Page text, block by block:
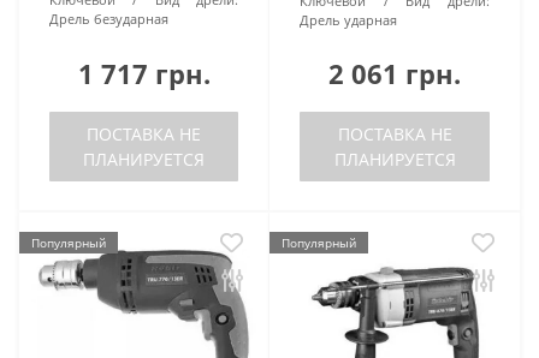
Дрель безударная
1 717 грн.
ПОСТАВКА НЕ
ПЛАНИРУЕТСЯ
Дрель ударная
2 061 грн.
ПОСТАВКА НЕ
ПЛАНИРУЕТСЯ
Популярный Популярный